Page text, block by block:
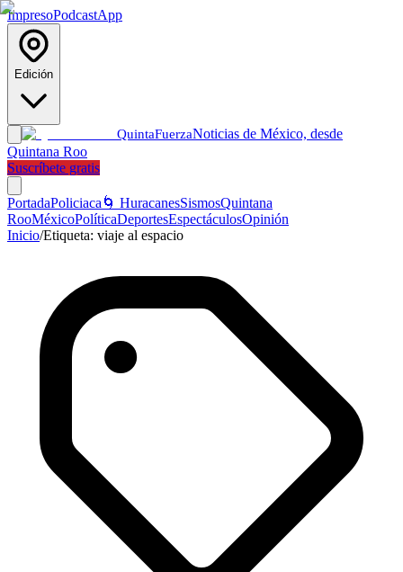
ImpresoPodcastApp
Edición
QuintaFuerzaNoticias de México, desde
Quintana Roo
Suscríbete gratis
PortadaPoliciaca 🌀 HuracanesSismosQuintana
RooMéxicoPolíticaDeportesEspectáculosOpinión
Inicio/Etiqueta: viaje al espacio